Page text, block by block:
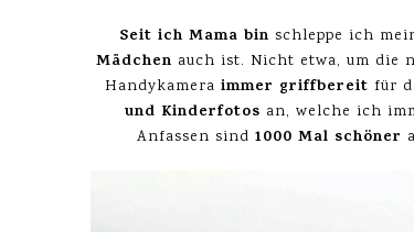
Seit ich Mama bin schleppe ich
Mädchen auch ist. Nicht etwa, um die
Handykamera immer griffbereit für
und Kinderfotos an, welche ich
Anfassen sind 1000 Mal schöner